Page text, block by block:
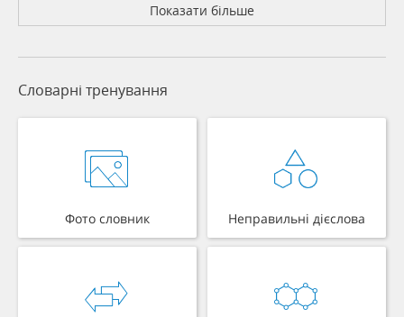
Показати більше
Словарні тренування
Фото словник Неправильні дієслова